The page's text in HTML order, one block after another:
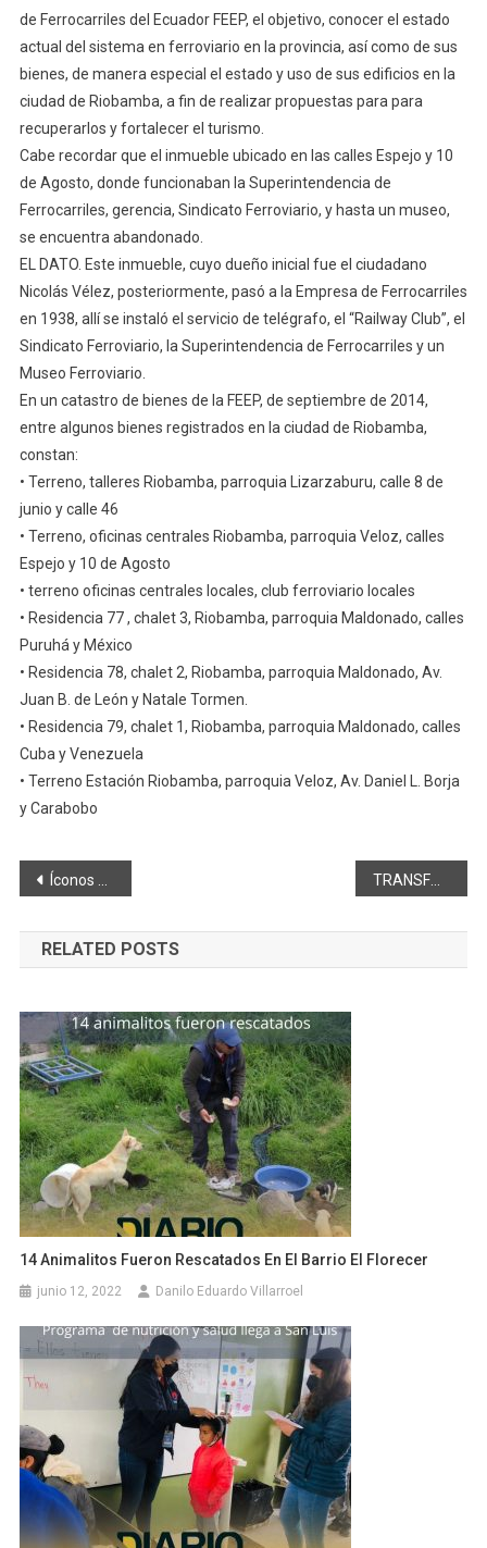
de Ferrocarriles del Ecuador FEEP, el objetivo, conocer el estado
actual del sistema en ferroviario en la provincia, así como de sus
bienes, de manera especial el estado y uso de sus edificios en la
ciudad de Riobamba, a fin de realizar propuestas para para
recuperarlos y fortalecer el turismo.
Cabe recordar que el inmueble ubicado en las calles Espejo y 10
de Agosto, donde funcionaban la Superintendencia de
Ferrocarriles, gerencia, Sindicato Ferroviario, y hasta un museo,
se encuentra abandonado.
EL DATO. Este inmueble, cuyo dueño inicial fue el ciudadano
Nicolás Vélez, posteriormente, pasó a la Empresa de Ferrocarriles
en 1938, allí se instaló el servicio de telégrafo, el “Railway Club”, el
Sindicato Ferroviario, la Superintendencia de Ferrocarriles y un
Museo Ferroviario.
En un catastro de bienes de la FEEP, de septiembre de 2014,
entre algunos bienes registrados en la ciudad de Riobamba,
constan:
• Terreno, talleres Riobamba, parroquia Lizarzaburu, calle 8 de
junio y calle 46
• Terreno, oficinas centrales Riobamba, parroquia Veloz, calles
Espejo y 10 de Agosto
• terreno oficinas centrales locales, club ferroviario locales
• Residencia 77 , chalet 3, Riobamba, parroquia Maldonado, calles
Puruhá y México
• Residencia 78, chalet 2, Riobamba, parroquia Maldonado, Av.
Juan B. de León y Natale Tormen.
• Residencia 79, chalet 1, Riobamba, parroquia Maldonado, calles
Cuba y Venezuela
• Terreno Estación Riobamba, parroquia Veloz, Av. Daniel L. Borja
y Carabobo
Navegación
de
entradas
Íconos de Riobamba: EL RELOJ DE LARA, ¿SALDRÁ DEL SILENCIO?
RELATED POSTS
14 Animalitos Fueron Rescatados En El Barrio El Florecer
junio 12, 2022 Danilo Eduardo Villarroel